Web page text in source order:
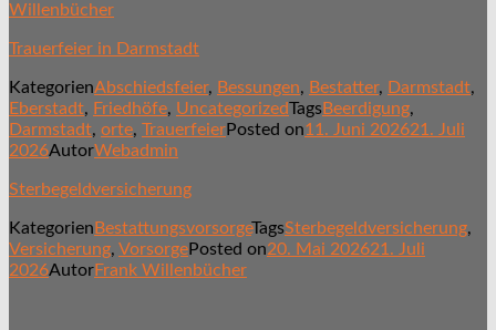
Willenbücher
Trauerfeier in Darmstadt
KategorienAbschiedsfeier, Bessungen, Bestatter, Darmstadt,
Eberstadt, Friedhöfe, UncategorizedTagsBeerdigung,
Darmstadt, orte, TrauerfeierPosted on11. Juni 202621. Juli
2026AutorWebadmin
Sterbegeldversicherung
Kategorien BestattungsvorsorgeTagsSterbegeldversicherung,
Versicherung, VorsorgePosted on20. Mai 202621. Juli
2026AutorFrank Willenbücher